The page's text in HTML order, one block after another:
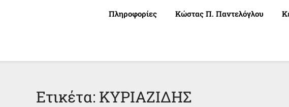
Πληροφορίες Κώστας Π. Παντελόγλου
Ετικέτα: ΚΥΡΙΑΖΙΔΗΣ